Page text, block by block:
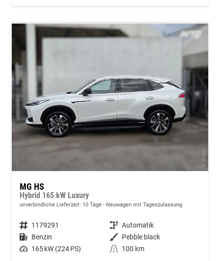
MG HS
Hybrid 165 kW Luxury
unverbindliche Lieferzeit: 10 Tage Neuwagen mit Tageszulassung
Fahrzeugnummer 1179291 Getriebe Automatik
Kraftstoff Benzin Außenfarbe Pebble black
Leistung 165 kW (224 PS) Kilometerstand 100 km